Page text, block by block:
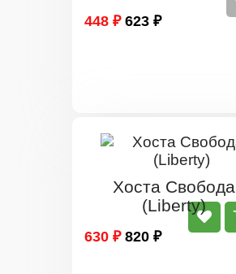
448 ₽ 623 ₽
Хоста Свобода
(Liberty)
630 ₽ 820 ₽